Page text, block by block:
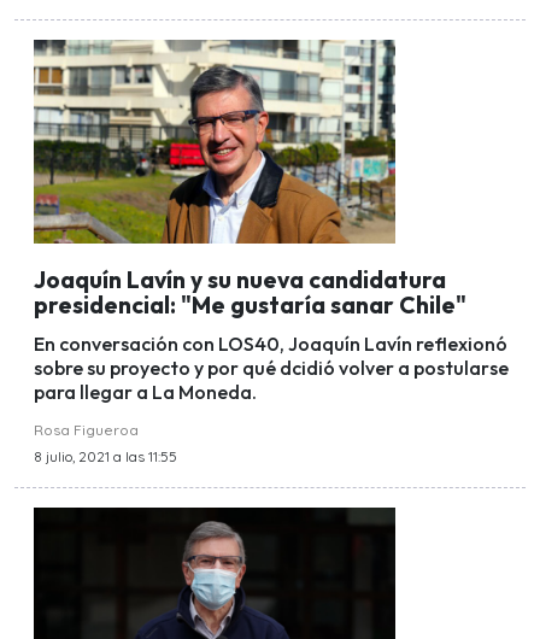
Joaquín Lavín y su nueva candidatura
presidencial: "Me gustaría sanar Chile"
En conversación con LOS40, Joaquín Lavín reflexionó
sobre su proyecto y por qué dcidió volver a postularse
para llegar a La Moneda.
Rosa Figueroa
8 julio, 2021 a las 11:55